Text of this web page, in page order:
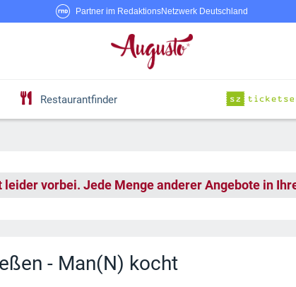
Partner im RedaktionsNetzwerk Deutschland
Restaurantfinder
leider vorbei. Jede Menge anderer Angebote in
- Man(N) kocht